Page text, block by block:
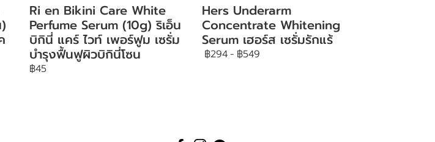
Ri en Bikini Care White
Perfume Serum (10g) ริเอ็น
บิกินี่ แคร์ ไวท์ เพอร์ฟูม เซรั่ม
บำรุงฟื้นฟูผิวบิกินี่โซน
฿45
Hers Underarm
Concentrate Whitening
Serum เฮอร์ส เซรั่มรักแร้
฿294- ฿549